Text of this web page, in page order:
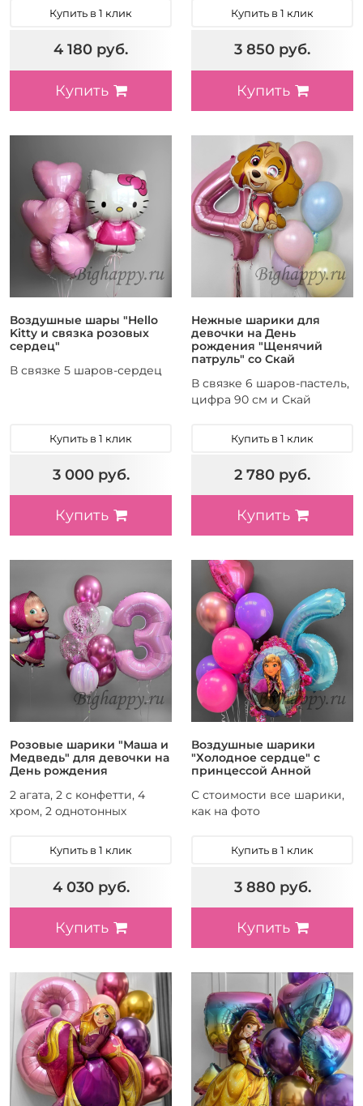
Купить в 1 клик
4 180 руб.
Купить
Купить в 1 клик
3 850 руб.
Купить
Воздушные шары "Hello
Kitty и связка розовых
сердец"
В связке 5 шаров-сердец
Купить в 1 клик
3 000 руб.
Купить
Нежные шарики для
девочки на День
рождения "Щенячий
патруль" со Скай
В связке 6 шаров-пастель,
цифра 90 см и Скай
Купить в 1 клик
2 780 руб.
Купить
Розовые шарики "Маша и
Медведь" для девочки на
День рождения
2 агата, 2 с конфетти, 4
хром, 2 однотонных
Купить в 1 клик
4 030 руб.
Купить
Воздушные шарики
"Холодное сердце" с
принцессой Анной
С стоимости все шарики,
как на фото
Купить в 1 клик
3 880 руб.
Купить